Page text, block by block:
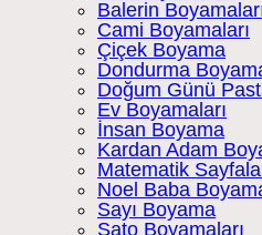
Balerin
Cami Boyamaları
Çiçek Boyama
Dondurma
Doğum Günü
Ev Boyamaları
İnsan Boyama
Kardan Adam
Matematik
Noel Baba
Sayı Boyama
Şato Boyamaları